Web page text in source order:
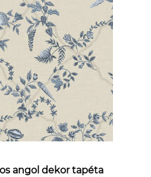
angol dekor tapéta